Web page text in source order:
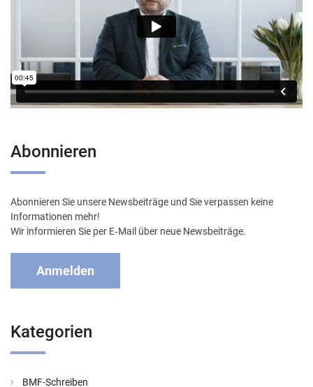
Abonnieren
Abonnieren Sie unsere Newsbeiträge und Sie verpassen keine
Informationen mehr!
Wir informieren Sie per E‑Mail über neue Newsbeiträge.
Anmelden
Kategorien
BMF-Schreiben